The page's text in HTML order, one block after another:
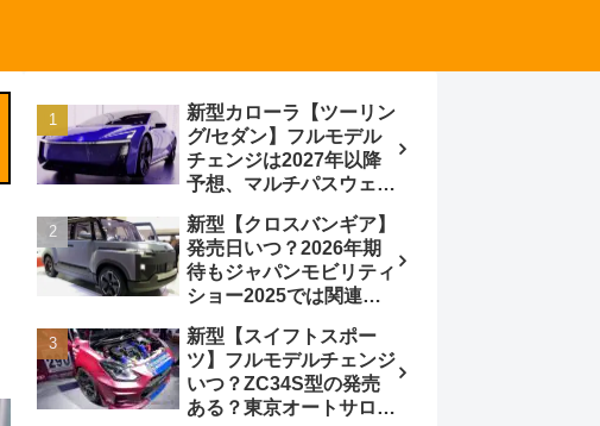
新型カローラ【ツーリン
グ/セダン】フルモデル
チェンジは2027年以降
予想、マルチパスウェイ
BEVからの派生で新開発
小型エンジン搭載の
HEV/PHEV、ギガキャ
ストの採用は無しか【ト
ヨタ最新情報】60周年記
念車発売
新型【クロスバンギア】
発売日いつ？2026年期
待もジャパンモビリティ
ショー2025では関連モ
最新情報】ベース車ノ
ア/ヴォクシーの台湾生
産開始に注目、「ギア」
のほか「コア」と「ツー
新型【スイフトスポー
ツ】フルモデルチェンジ
いつ？ZC34S型の発売
ある？東京オートサロン